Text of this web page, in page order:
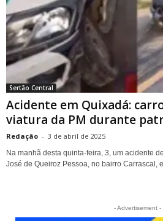
Sertão Central
Acidente em Quixadá:
viatura da PM durante
Redação - 3 de abril de 2025
Na manhã desta quinta-feira, 3, um acidente
José de Queiroz Pessoa, no bairro Carrascal,
- Advertisement -